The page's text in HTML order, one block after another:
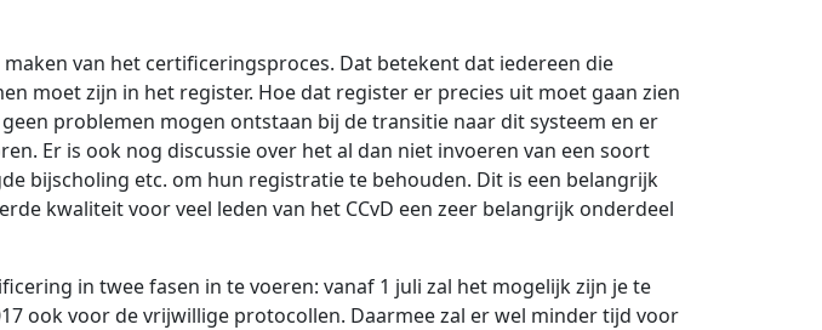
van het certificeringsproces. Dat betekent dat iedereen die
moet zijn in het register. Hoe dat register er precies uit moet gaan zien
problemen mogen ontstaan bij de transitie naar dit systeem en er
Er is ook nog discussie over het al dan niet invoeren van een soort
bijscholing etc. om hun registratie te behouden. Dit is een belangrijk
kwaliteit voor veel leden van het CCvD een zeer belangrijk onderdeel
in twee fasen in te voeren: vanaf 1 juli zal het mogelijk zijn je te
ook voor de vrijwillige protocollen. Daarmee zal er wel minder tijd voor